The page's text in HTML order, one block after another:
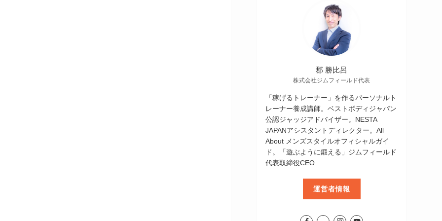
郡 勝比呂
株式会社ジムフィールド代表
「稼げるトレーナー」を作るパーソナルト
レーナー養成講師。ベストボディジャパン
公認ジャッジアドバイザー。NESTA
JAPANアシスタントディレクター。All
About メンズスタイルオフィシャルガイ
ド。「遊ぶように鍛える」ジムフィールド
代表取締役CEO
運営者情報